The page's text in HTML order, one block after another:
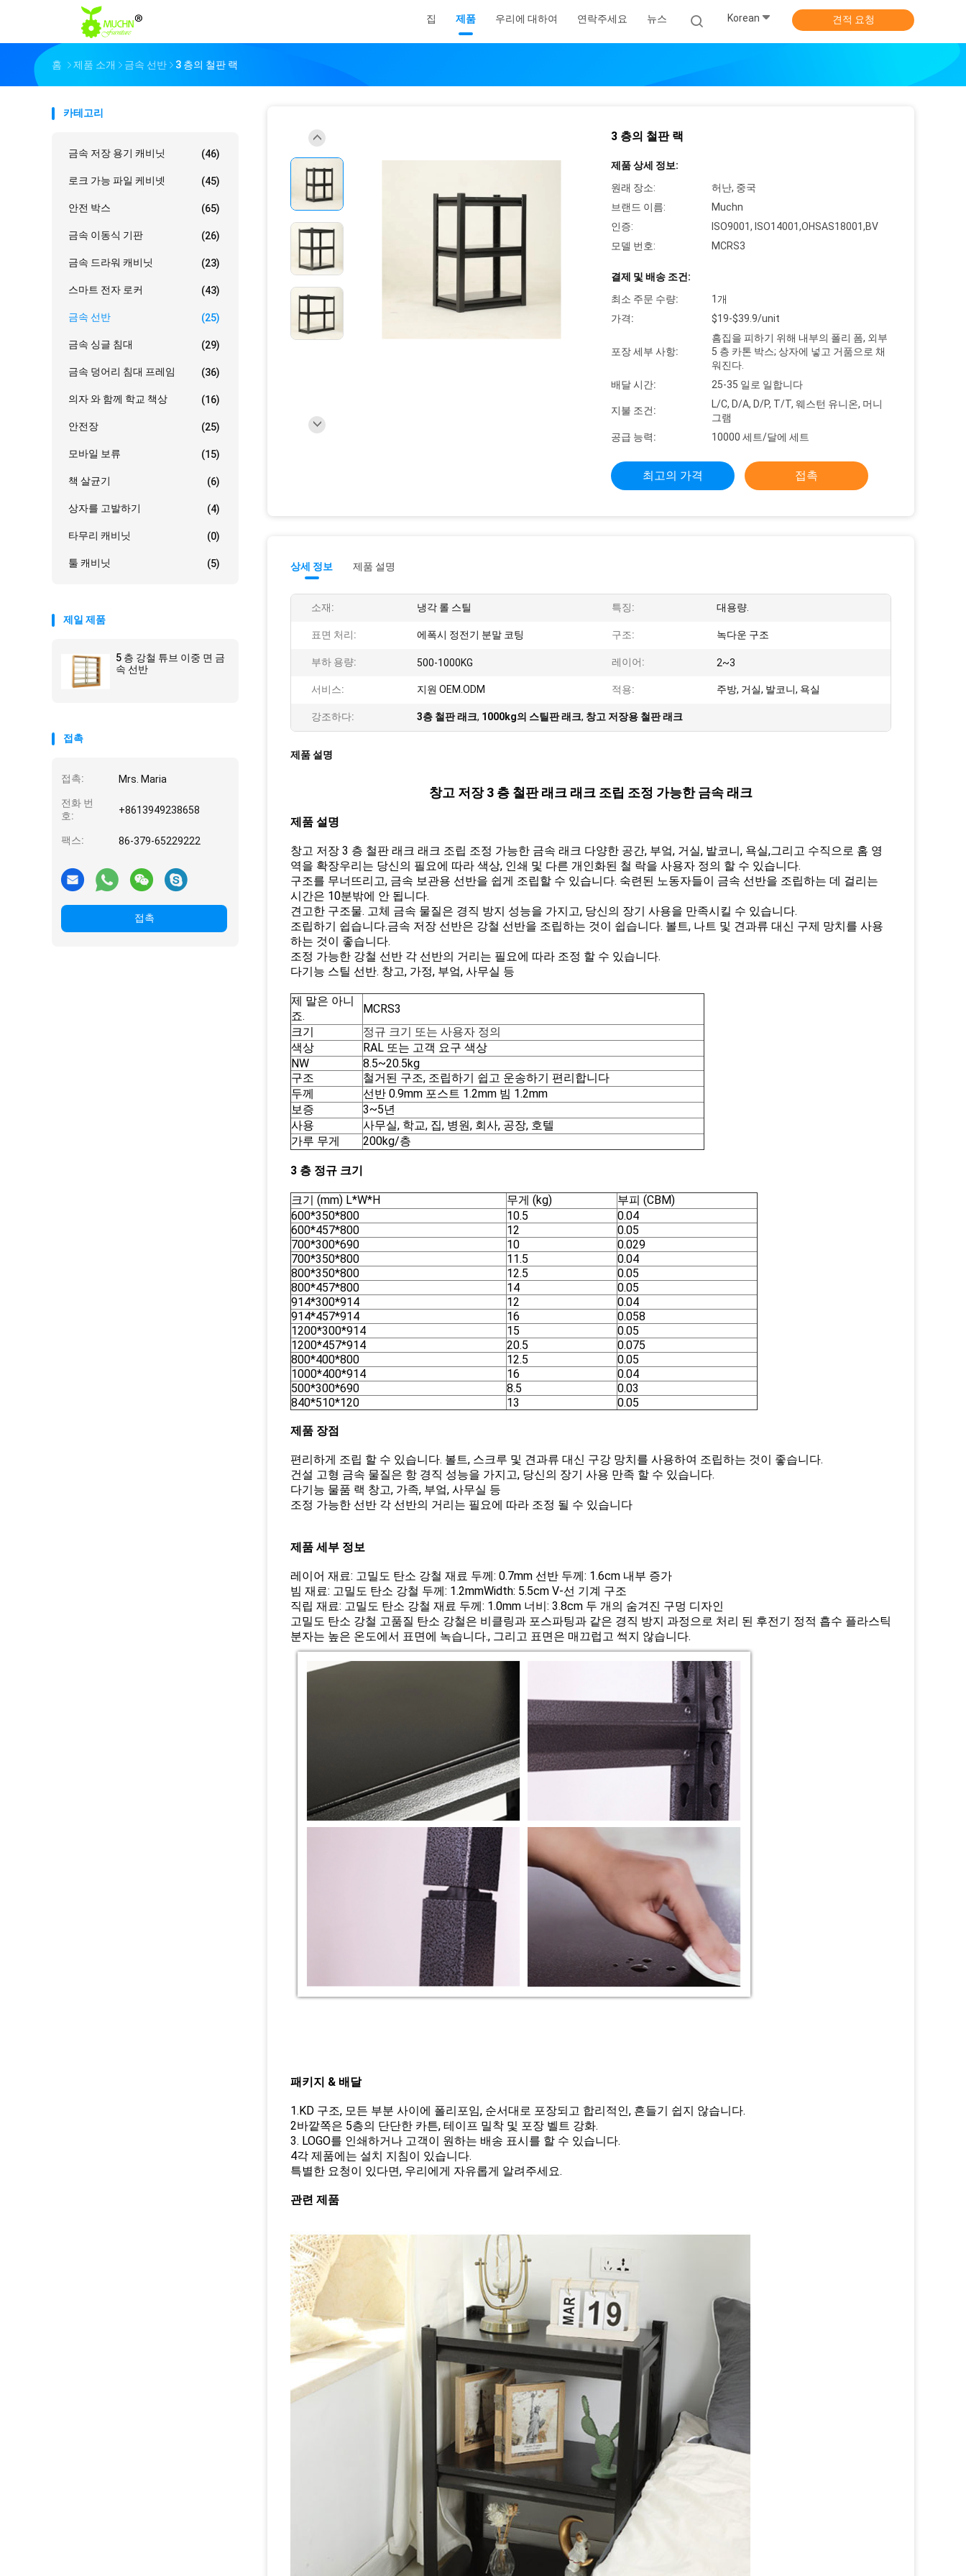
집 제품 우리에 대하여 연락주세요 뉴스 Korean 견적 요청
홈 제품 소개 금속 선반 3 층의 철판 랙
카테고리
금속 저장 용기 캐비닛 (46)
로크 가능 파일 케비넷 (45)
안전 박스 (65)
금속 이동식 기판 (26)
금속 드라워 캐비닛 (23)
스마트 전자 로커 (43)
금속 선반 (25)
금속 싱글 침대 (29)
금속 덩어리 침대 프레임 (36)
의자 와 함께 학교 책상 (16)
안전장 (25)
모바일 보류 (15)
책 살균기 (6)
상자를 고발하기 (4)
타무리 캐비닛 (0)
툴 캐비닛 (5)
제일 제품
5 층 강철 튜브 이중 면 금
속 선반
접촉
접촉: Mrs. Maria
전화 번
호:
+8613949238658
팩스: 86-379-65229222
접촉
3 층의 철판 랙
제품 상세 정보:
원래 장소:
허난, 중국
브랜드 이름:
Muchn
인증:
ISO9001, ISO14001,OHSAS18001,BV
모델 번호:
MCRS3
결제 및 배송 조건:
최소 주문 수량:
1개
가격:
$19-$39.9/unit
포장 세부 사항:
흠집을 피하기 위해 내부의 폴리 폼, 외부
5 층 카톤 박스; 상자에 넣고 거품으로 채
워진다.
배달 시간:
25-35 일로 일합니다
지불 조건:
L/C, D/A, D/P, T/T, 웨스턴 유니온, 머니
그램
공급 능력:
10000 세트/달에 세트
최고의 가격 접촉
상세 정보 제품 설명
소재: 냉각 롤 스틸 특징: 대용량.
표면 처리: 에폭시 정전기 분말 코팅 구조: 녹다운 구조
부하 용량: 500-1000KG 레이어: 2~3
서비스: 지원 OEM.ODM 적용: 주방, 거실, 발코니, 욕실
강조하다: 3층 철판 래크, 1000kg의 스틸판 래크, 창고 저장용 철판 래크
제품 설명
창고 저장 3 층 철판 래크 래크 조립 조정 가능한 금속 래크
제품 설명
창고 저장 3 층 철판 래크 래크 조립 조정 가능한 금속 래크 다양한 공간, 부엌, 거실, 발코니, 욕실,그리고 수직으로 홈 영
역을 확장우리는 당신의 필요에 따라 색상, 인쇄 및 다른 개인화된 철 락을 사용자 정의 할 수 있습니다.
구조를 무너뜨리고, 금속 보관용 선반을 쉽게 조립할 수 있습니다. 숙련된 노동자들이 금속 선반을 조립하는 데 걸리는
시간은 10분밖에 안 됩니다.
견고한 구조물. 고체 금속 물질은 경직 방지 성능을 가지고, 당신의 장기 사용을 만족시킬 수 있습니다.
조립하기 쉽습니다.금속 저장 선반은 강철 선반을 조립하는 것이 쉽습니다. 볼트, 나트 및 견과류 대신 구제 망치를 사용
하는 것이 좋습니다.
조정 가능한 강철 선반 각 선반의 거리는 필요에 따라 조정 할 수 있습니다.
다기능 스틸 선반. 창고, 가정, 부엌, 사무실 등
제 말은 아니
죠.
MCRS3
크기
정규 크기 또는 사용자 정의
색상
RAL 또는 고객 요구 색상
NW
8.5~20.5kg
구조
철거된 구조, 조립하기 쉽고 운송하기 편리합니다
두께
선반 0.9mm 포스트 1.2mm 빔 1.2mm
보증
3~5년
사용
사무실, 학교, 집, 병원, 회사, 공장, 호텔
가루 무게
200kg/층
3 층 정규 크기
크기 (mm) L*W*H 무게 (kg)
부피 (CBM)
600*350*800
10.5
0.04
600*457*800
12
0.05
700*300*690
10
0.029
700*350*800
11.5
0.04
800*350*800
12.5
0.05
800*457*800
14
0.05
914*300*914
12
0.04
914*457*914
16
0.058
1200*300*914
15
0.05
1200*457*914
20.5
0.075
800*400*800
12.5
0.05
1000*400*914
16
0.04
500*300*690
8.5
0.03
840*510*120
13 0.05
제품 장점
편리하게 조립 할 수 있습니다. 볼트, 스크루 및 견과류 대신 구강 망치를 사용하여 조립하는 것이 좋습니다.
건설 고형 금속 물질은 항 경직 성능을 가지고, 당신의 장기 사용 만족 할 수 있습니다.
다기능 물품 랙 창고, 가족, 부엌, 사무실 등
조정 가능한 선반 각 선반의 거리는 필요에 따라 조정 될 수 있습니다
제품 세부 정보
레이어 재료: 고밀도 탄소 강철 재료 두께: 0.7mm 선반 두께: 1.6cm 내부 증가
빔 재료: 고밀도 탄소 강철 두께: 1.2mmWidth: 5.5cm V-선 기계 구조
직립 재료: 고밀도 탄소 강철 재료 두께: 1.0mm 너비: 3.8cm 두 개의 숨겨진 구멍 디자인
고밀도 탄소 강철 고품질 탄소 강철은 비클링과 포스파팅과 같은 경직 방지 과정으로 처리 된 후전기 정적 흡수 플라스틱
분자는 높은 온도에서 표면에 녹습니다., 그리고 표면은 매끄럽고 썩지 않습니다.
패키지 & 배달
1.KD 구조, 모든 부분 사이에 폴리포임, 순서대로 포장되고 합리적인, 흔들기 쉽지 않습니다.
2바깥쪽은 5층의 단단한 카튼, 테이프 밀착 및 포장 벨트 강화.
3. LOGO를 인쇄하거나 고객이 원하는 배송 표시를 할 수 있습니다.
4각 제품에는 설치 지침이 있습니다.
특별한 요청이 있다면, 우리에게 자유롭게 알려주세요.
관련 제품